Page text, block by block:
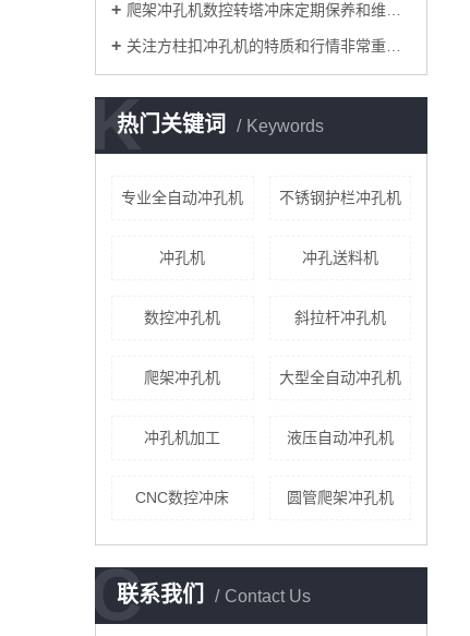
爬架冲孔机数控转塔冲床定期保养和维护注意要点有哪些？
关注方柱扣冲孔机的特质和行情非常重要！
热门关键词 Keywords
K
专业全自动冲孔机 不锈钢护栏冲孔机
冲孔机 冲孔送料机
数控冲孔机 斜拉杆冲孔机
爬架冲孔机 大型全自动冲孔机
冲孔机加工 液压自动冲孔机
CNC数控冲床 圆管爬架冲孔机
联系我们 Contact Us
C